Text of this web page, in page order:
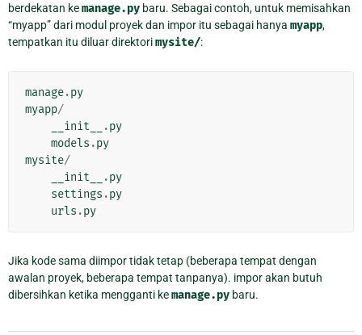
berdekatan kemanage.py baru. Sebagai contoh, untuk memisahkan
“myapp” dari modul proyek dan impor itu sebagai hanya myapp,
tempatkan itu diluar direktorimysite/:
manage.py
myapp/
__init__
.py
models .py
mysite/
__init__
.py
settings .py
urls .py
Jika kode sama diimpor tidak tetap (beberapa tempat dengan
awalan proyek, beberapa tempat tanpanya). impor akan butuh
dibersihkan ketika mengganti kemanage.py baru.